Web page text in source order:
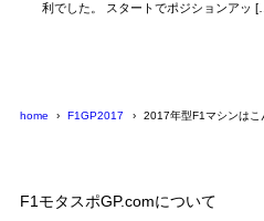
利でした。 スタートでポジションアッ
home F1GP2017 2017年型F1マシンはこ
F1モタスポGP.comについて